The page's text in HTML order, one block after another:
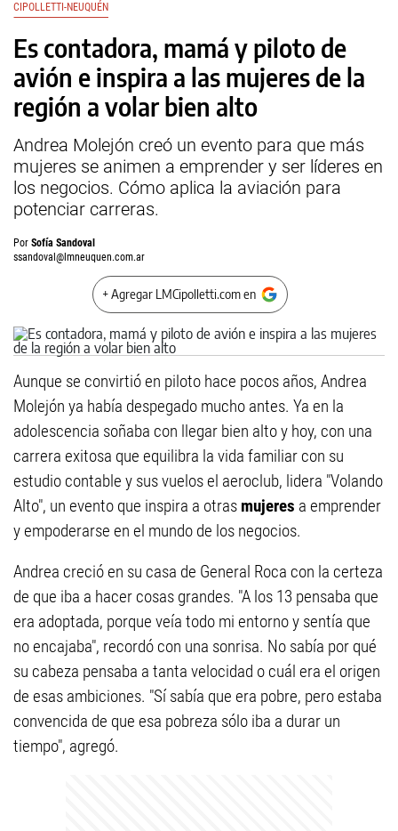
CIPOLLETTI-NEUQUÉN
Es contadora, mamá y piloto de
avión e inspira a las mujeres de la
región a volar bien alto
Andrea Molejón creó un evento para que más
mujeres se animen a emprender y ser líderes en
los negocios. Cómo aplica la aviación para
potenciar carreras.
Por Sofía Sandoval
ssandoval@lmneuquen.com.ar
+ Agregar LMCipolletti.com en
Aunque se convirtió en piloto hace pocos años, Andrea
Molejón ya había despegado mucho antes. Ya en la
adolescencia soñaba con llegar bien alto y hoy, con una
carrera exitosa que equilibra la vida familiar con su
estudio contable y sus vuelos el aeroclub, lidera "Volando
Alto", un evento que inspira a otras mujeres a emprender
y empoderarse en el mundo de los negocios.
Andrea creció en su casa de General Roca con la certeza
de que iba a hacer cosas grandes. "A los 13 pensaba que
era adoptada, porque veía todo mi entorno y sentía que
no encajaba", recordó con una sonrisa. No sabía por qué
su cabeza pensaba a tanta velocidad o cuál era el origen
de esas ambiciones. "Sí sabía que era pobre, pero estaba
convencida de que esa pobreza sólo iba a durar un
tiempo", agregó.